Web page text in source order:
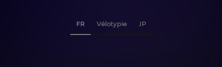
FR Vélotypie JP